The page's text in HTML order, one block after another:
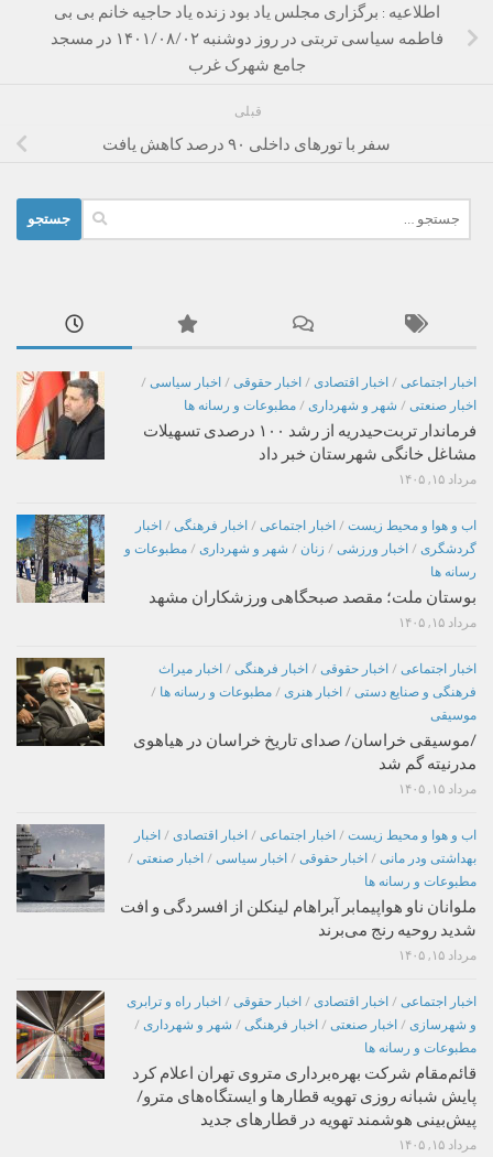
اطلاعیه : برگزاری مجلس یاد بود زنده یاد حاجیه خانم بی بی
فاطمه سیاسی تربتی در روز دوشنبه ۱۴۰۱/۰۸/۰۲ در مسجد
جامع شهرک غرب
قبلی
سفر با تورهای داخلی ۹۰ درصد کاهش یافت
برای:
اخبار اجتماعی / اخبار اقتصادی / اخبار حقوقی / اخبار سیاسی /
اخبار صنعتی / شهر و شهرداری / مطبوعات و رسانه ها
فرماندار تربت‌حیدریه از رشد ۱۰۰ درصدی تسهیلات
مشاغل خانگی شهرستان خبر داد
مرداد ۱۵, ۱۴۰۵
اب و هوا و محیط زیست / اخبار اجتماعی / اخبار فرهنگی / اخبار
گردشگری / اخبار ورزشی / زنان / شهر و شهرداری / مطبوعات و
رسانه ها
بوستان ملت؛ مقصد صبحگاهی ورزشکاران مشهد
مرداد ۱۵, ۱۴۰۵
اخبار اجتماعی / اخبار حقوقی / اخبار فرهنگی / اخبار میراث
فرهنگی و صنایع دستی / اخبار هنری / مطبوعات و رسانه ها /
موسیقی
/موسیقی خراسان/ صدای تاریخ خراسان در هیاهوی
مدرنیته گم شد
مرداد ۱۵, ۱۴۰۵
اب و هوا و محیط زیست / اخبار اجتماعی / اخبار اقتصادی / اخبار
بهداشتی ودر مانی / اخبار حقوقی / اخبار سیاسی / اخبار صنعتی /
مطبوعات و رسانه ها
ملوانان ناو هواپیمابر آبراهام لینکلن از افسردگی و افت
شدید روحیه رنج می‌برند
مرداد ۱۵, ۱۴۰۵
اخبار اجتماعی / اخبار اقتصادی / اخبار حقوقی / اخبار راه و ترابری
و شهرسازی / اخبار صنعتی / اخبار فرهنگی / شهر و شهرداری /
مطبوعات و رسانه ها
قائم‌مقام شرکت بهره‌برداری متروی تهران اعلام کرد
پایش شبانه روزی تهویه قطارها و ایستگاه‌های مترو/
پیش‌بینی هوشمند تهویه در قطارهای جدید
مرداد ۱۵, ۱۴۰۵